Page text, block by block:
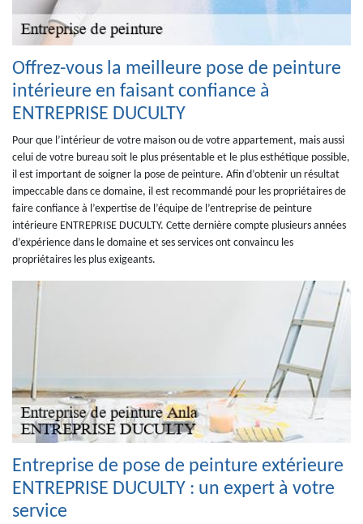
Offrez-vous la meilleure pose de peinture
intérieure en faisant confiance à
ENTREPRISE DUCULTY
Pour que l’intérieur de votre maison ou de votre appartement, mais aussi
celui de votre bureau soit le plus présentable et le plus esthétique possible,
il est important de soigner la pose de peinture. Afin d’obtenir un résultat
impeccable dans ce domaine, il est recommandé pour les propriétaires de
faire confiance à l’expertise de l’équipe de l’entreprise de peinture
intérieure ENTREPRISE DUCULTY. Cette dernière compte plusieurs années
d’expérience dans le domaine et ses services ont convaincu les
propriétaires les plus exigeants.
Entreprise de pose de peinture extérieure
ENTREPRISE DUCULTY : un expert à votre
service